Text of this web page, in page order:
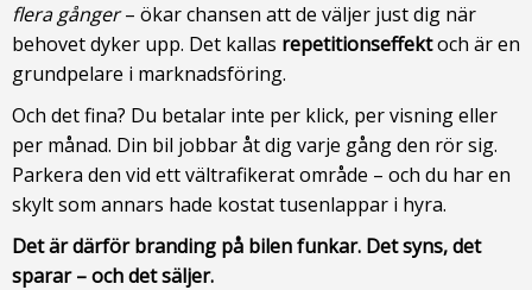
flera gånger– ökar chansen att de väljer just dig när
behovet dyker upp. Det kallas repetitionseffektoch är en
grundpelare i marknadsföring.
Och det fina? Du betalar inte per klick, per visning eller
per månad. Din bil jobbar åt dig varje gång den rör sig.
Parkera den vid ett vältrafikerat område – och du har en
skylt som annars hade kostat tusenlappar i hyra.
Det är därför branding på bilen funkar. Det syns, det
sparar – och det säljer.